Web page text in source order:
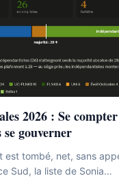
2026 : Se compter
se gouverner
est tombé, net, sans
Sud, la liste de Sonia